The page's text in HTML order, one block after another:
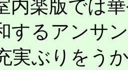
楽版では
するアンサ
実ぶりをう